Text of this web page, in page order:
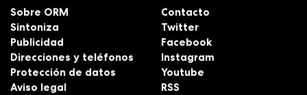
Sobre ORM
Sintoniza
Publicidad
Direcciones y teléfonos
Protección de datos
Aviso legal
Contacto
Twitter
Facebook
Instagram
Youtube
RSS